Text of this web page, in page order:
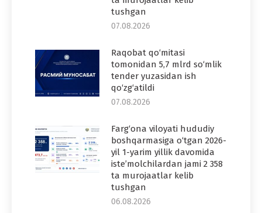
tushgan
07.08.2026
Raqobat qo‘mitasi
tomonidan 5,7 mlrd so‘mlik
tender yuzasidan ish
qo‘zg‘atildi
07.08.2026
Farg‘ona viloyati hududiy
boshqarmasiga o‘tgan 2026-
yil 1-yarim yillik davomida
iste’molchilardan jami 2 358
ta murojaatlar kelib
tushgan
06.08.2026